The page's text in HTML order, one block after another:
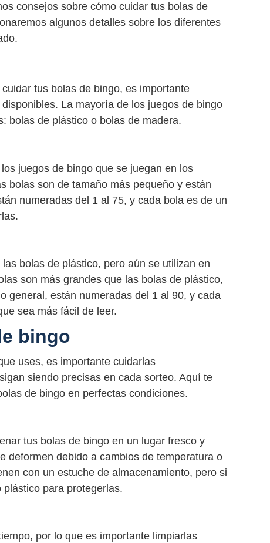
consejos sobre cómo cuidar tus bolas de
algunos detalles sobre los diferentes
tus bolas de bingo, es importante
La mayoría de los juegos de bingo
bolas de plástico o bolas de madera.
juegos de bingo que se juegan en los
bolas son de tamaño más pequeño y están
numeradas del 1 al 75, y cada bola es de un
bolas de plástico, pero aún se utilizan en
son más grandes que las bolas de plástico,
general, están numeradas del 1 al 90, y cada
sea más fácil de leer.
bingo
uses, es importante cuidarlas
siendo precisas en cada sorteo. Aquí te
de bingo en perfectas condiciones.
tus bolas de bingo en un lugar fresco y
deformen debido a cambios de temperatura o
con un estuche de almacenamiento, pero si
para protegerlas.
por lo que es importante limpiarlas